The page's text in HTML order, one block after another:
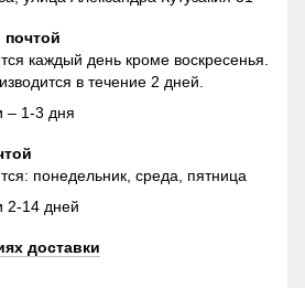
каждый день кроме воскресенья.
в течение 2 дней.
– 1-3 дня
понедельник, среда, пятница
2-14 дней
доставки